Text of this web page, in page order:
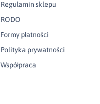
Regulamin sklepu
RODO
Formy płatności
Polityka prywatności
Współpraca